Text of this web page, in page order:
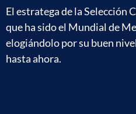
El estratega de la Selección
que ha sido el Mundial de
elogiándolo por su buen
hasta ahora.